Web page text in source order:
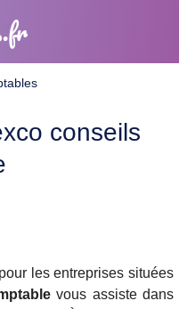
conseils
les entreprises situées
vous assiste dans